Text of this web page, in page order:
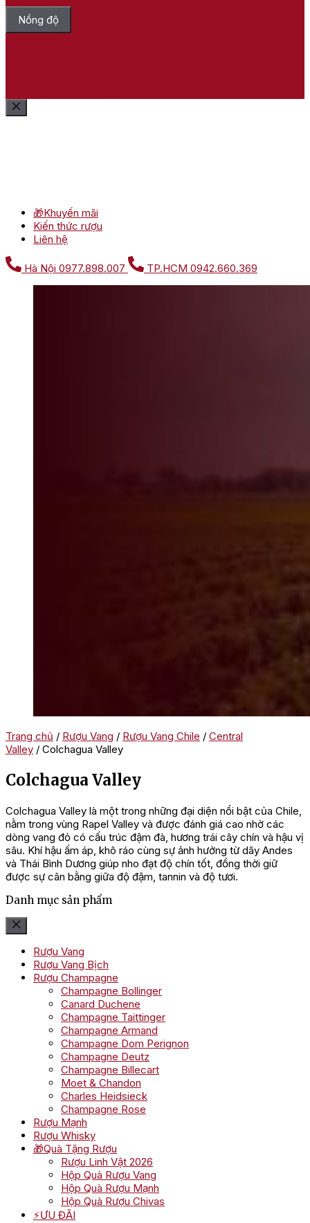
Nồng độ
🎁Khuyến mãi
Kiến thức rượu
Liên hệ
Hà Nội 0977.898.007 TP.HCM 0942.660.369
Trang chủ / Rượu Vang / Rượu Vang Chile / Central
Valley / Colchagua Valley
Colchagua Valley
Colchagua Valley là một trong những đại diện nổi bật của Chile,
nằm trong vùng Rapel Valley và được đánh giá cao nhờ các
dòng vang đỏ có cấu trúc đậm đà, hương trái cây chín và hậu vị
sâu. Khí hậu ấm áp, khô ráo cùng sự ảnh hưởng từ dãy Andes
và Thái Bình Dương giúp nho đạt độ chín tốt, đồng thời giữ
được sự cân bằng giữa độ đậm, tannin và độ tươi.
Danh mục sản phẩm
Rượu Vang
Rượu Vang Bịch
Rượu Champagne
Champagne Bollinger
Canard Duchene
Champagne Taittinger
Champagne Armand
Champagne Dom Perignon
Champagne Deutz
Champagne Billecart
Moet & Chandon
Charles Heidsieck
Champagne Rose
Rượu Mạnh
Rượu Whisky
🎁Quà Tặng Rượu
Rượu Linh Vật 2026
Hộp Quà Rượu Vang
Hộp Quà Rượu Mạnh
Hộp Quà Rượu Chivas
⚡ƯU ĐÃI